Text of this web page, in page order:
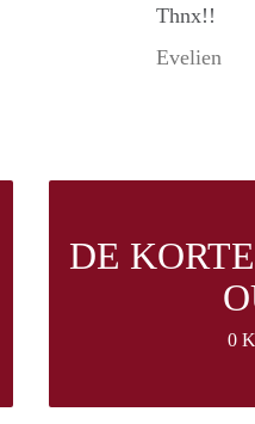
Thnx!!
Evelien
DE
0